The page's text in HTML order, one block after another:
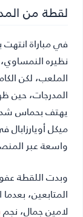
لقطة من
في مباراة
نظيره النمساوي،
الملعب، لكن
المدرجات، حين
يهتف بحماس
واسعة عبر
وبدت اللقطة
المتابعين،
لامين جمال، نجم